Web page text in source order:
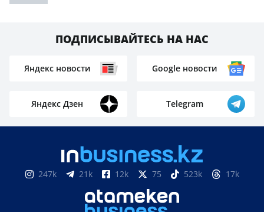
ПОДПИСЫВАЙТЕСЬ НА НАС
Яндекс новости Google новости
Яндекс Дзен Telegram
247k 21k 12k 75 523k 17k